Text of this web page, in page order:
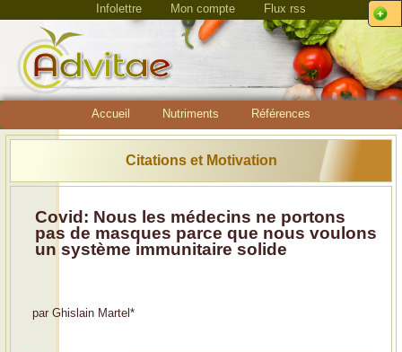
Infolettre Mon compte Flux rss
Accueil Nutriments Références
Citations et Motivation
Covid: Nous les médecins ne portons
pas de masques parce que nous voulons
un système immunitaire solide
par Ghislain Martel *